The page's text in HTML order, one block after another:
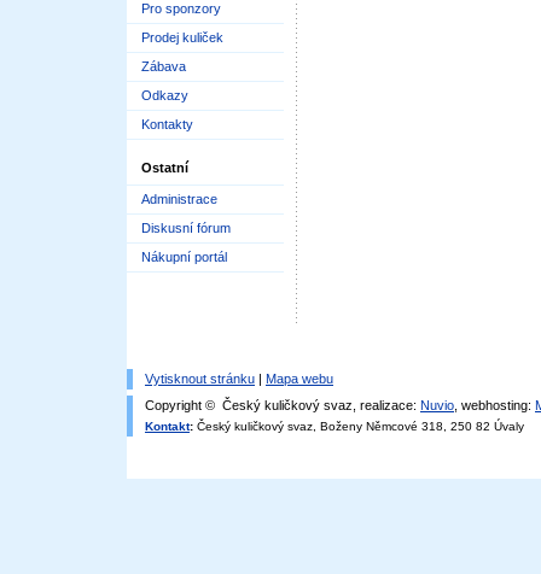
Pro sponzory
Prodej kuliček
Zábava
Odkazy
Kontakty
Ostatní
Administrace
Diskusní fórum
Nákupní portál
Vytisknout stránku | Mapa webu
Copyright © Český kuličkový svaz, realizace: Nuvio , webhosting:
Kontakt: Český kuličkový svaz, Boženy Němcové 318, 250 82 Úvaly